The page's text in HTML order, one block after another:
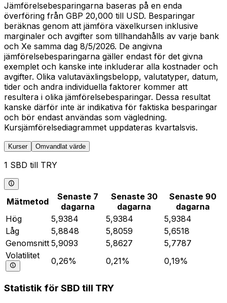
Jämförelsebesparingarna baseras på en enda
överföring från GBP 20,000 till USD. Besparingar
beräknas genom att jämföra växelkursen inklusive
marginaler och avgifter som tillhandahålls av varje bank
och Xe samma dag 8/5/2026. De angivna
jämförelsebesparingarna gäller endast för det givna
exemplet och kanske inte inkluderar alla kostnader och
avgifter. Olika valutaväxlingsbelopp, valutatyper, datum,
tider och andra individuella faktorer kommer att
resultera i olika jämförelsebesparingar. Dessa resultat
kanske därför inte är indikativa för faktiska besparingar
och bör endast användas som vägledning.
Kursjämförelsediagrammet uppdateras kvartalsvis.
Kurser Omvandlat värde
1 SBD till TRY
Mätmetod
Senaste 7
dagarna
Senaste 30
dagarna
Senaste 90
dagarna
Hög
5,9384 5,9384
5,9384
Låg
5,8848 5,8059
5,6518
Genomsnitt 5,9093 5,8627
5,7787
Volatilitet
0,26% 0,21% 0,19%
Statistik för SBD till TRY